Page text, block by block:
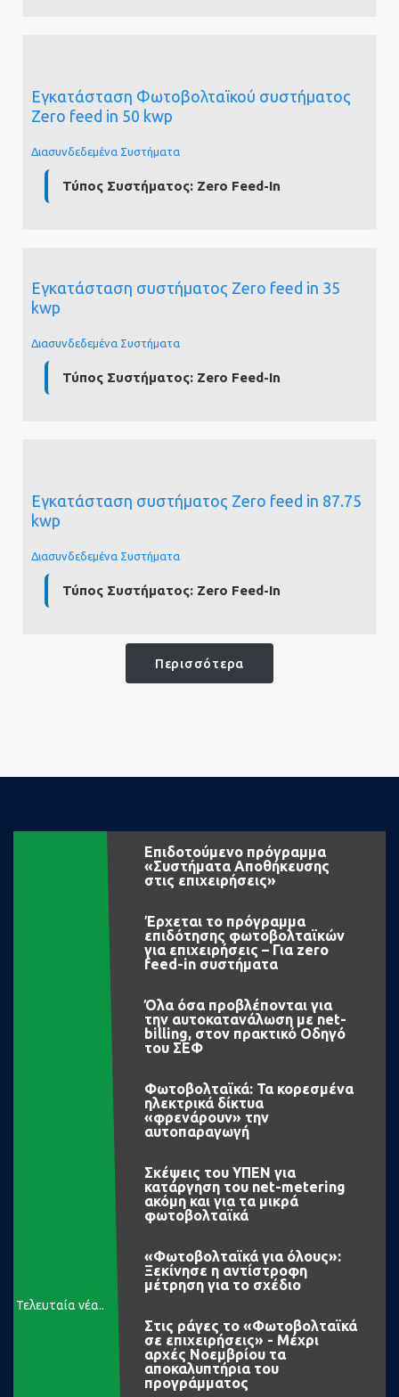
Εγκατάσταση Φωτοβολταϊκού συστήματος
Zero feed in 50 kwp
Διασυνδεδεμένα Συστήματα
Τύπος Συστήματος: Zero Feed-In
Εγκατάσταση συστήματος Zero feed in 35
kwp
Διασυνδεδεμένα Συστήματα
Τύπος Συστήματος: Zero Feed-In
Εγκατάσταση συστήματος Zero feed in 87.75
kwp
Διασυνδεδεμένα Συστήματα
Τύπος Συστήματος: Zero Feed-In
Περισσότερα
Τελευταία νέα..
Επιδοτούμενο πρόγραμμα
«Συστήματα Αποθήκευσης
στις επιχειρήσεις»
Έρχεται το πρόγραμμα
επιδότησης φωτοβολταϊκών
για επιχειρήσεις – Για zero
feed-in συστήματα
Όλα όσα προβλέπονται για
την αυτοκατανάλωση με net-
billing, στον πρακτικό Οδηγό
του ΣΕΦ
Φωτοβολταϊκά: Τα κορεσμένα
ηλεκτρικά δίκτυα
«φρενάρουν» την
αυτοπαραγωγή
Σκέψεις του ΥΠΕΝ για
κατάργηση του net-metering
ακόμη και για τα μικρά
φωτοβολταϊκά
«Φωτοβολταϊκά για όλους»:
Ξεκίνησε η αντίστροφη
μέτρηση για το σχέδιο
Στις ράγες το «Φωτοβολταϊκά
σε επιχειρήσεις» - Μέχρι
αρχές Νοεμβρίου τα
αποκαλυπτήρια του
προγράμματος